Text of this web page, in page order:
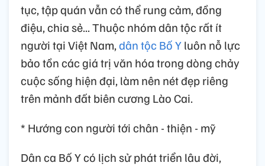
tục, tập quán vẫn có thể rung cảm, đồng
điệu, chia sẻ... Thuộc nhóm dân tộc rất ít
người tại Việt Nam,dân tộc Bố Yluôn nỗ lực
bảo tồn các giá trị văn hóa trong dòng chảy
cuộc sống hiện đại, làm nên nét đẹp riêng
trên mảnh đất biên cương Lào Cai.
* Hướng con người tới chân - thiện - mỹ
Dân ca Bố Y có lịch sử phát triển lâu đời,